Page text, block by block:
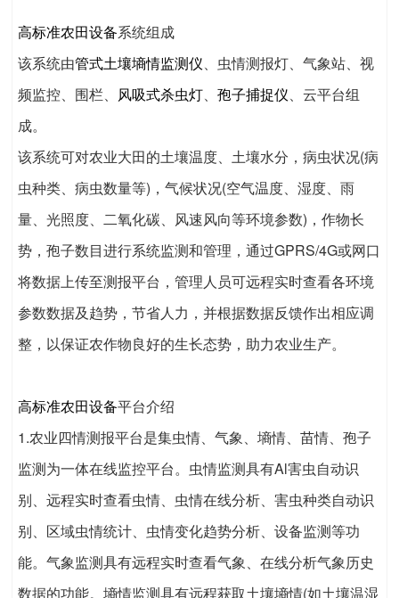
高标准农田设备系统组成
该系统由管式土壤墒情监测仪、虫情测报灯、气象站、视
频监控、围栏、 风吸式杀虫灯、 孢子捕捉仪、云平台组
成。
该系统可对农业大田的土壤温度、土壤水分，病虫状况(病
虫种类、病虫数量等)，气候状况(空气温度、湿度、雨
量、光照度、二氧化碳、风速风向等环境参数)，作物长
势，孢子数目进行系统监测和管理，通过GPRS/4G或网口
将数据上传至测报平台，管理人员可远程实时查看各环境
参数数据及趋势，节省人力，并根据数据反馈作出相应调
整，以保证农作物良好的生长态势，助力农业生产。
高标准农田设备平台介绍
1.农业四情测报平台是集虫情、气象、墒情、苗情、孢子
监测为一体在线监控平台。虫情监测具有Al害虫自动识
别、远程实时查看虫情、虫情在线分析、害虫种类自动识
别、区域虫情统计、虫情变化趋势分析、设备监测等功
能。气象监测具有远程实时查看气象、在线分析气象历史
数据的功能。墒情监测具有远程获取土壤墒情(如土壤温湿